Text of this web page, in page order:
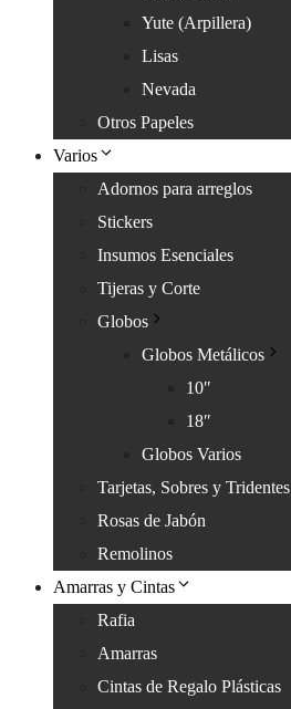
Yute (Arpillera)
Lisas
Nevada
Otros Papeles
Varios
Adornos para arreglos
Stickers
Insumos Esenciales
Tijeras y Corte
Globos
Globos Metálicos
10″
18″
Globos Varios
Tarjetas, Sobres y Tridentes
Rosas de Jabón
Remolinos
Amarras y Cintas
Rafia
Amarras
Cintas de Regalo Plásticas